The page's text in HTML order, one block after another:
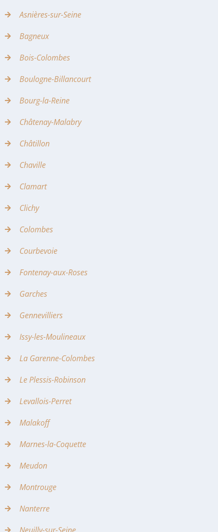
Asnières-sur-Seine
Bagneux
Bois-Colombes
Boulogne-Billancourt
Bourg-la-Reine
Châtenay-Malabry
Châtillon
Chaville
Clamart
Clichy
Colombes
Courbevoie
Fontenay-aux-Roses
Garches
Gennevilliers
Issy-les-Moulineaux
La Garenne-Colombes
Le Plessis-Robinson
Levallois-Perret
Malakoff
Marnes-la-Coquette
Meudon
Montrouge
Nanterre